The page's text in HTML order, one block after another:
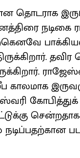
தொடராக
நடிகை
தவிர
சென்றதாகக்